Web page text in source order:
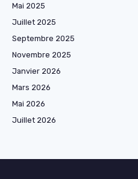
Mai 2025
Juillet 2025
Septembre 2025
Novembre 2025
Janvier 2026
Mars 2026
Mai 2026
Juillet 2026